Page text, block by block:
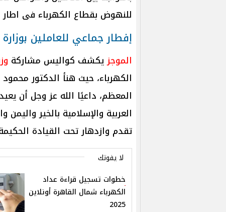
للنهوض بقطاع الكهرباء فى اطار
إفطار جماعي للعاملين بوزارة
الموجزيكشف كواليس مشاركة
الكهرباء، حيث هنأ الدكتور
المعظم، داعيًا الله عز وجل أن
العربية والإسلامية بالخير
تقدم وازدهار تحت القيادة
لا يفوتك
خطوات تسجيل قراءة عداد
الكهرباء شمال القاهرة أونلاين
2025